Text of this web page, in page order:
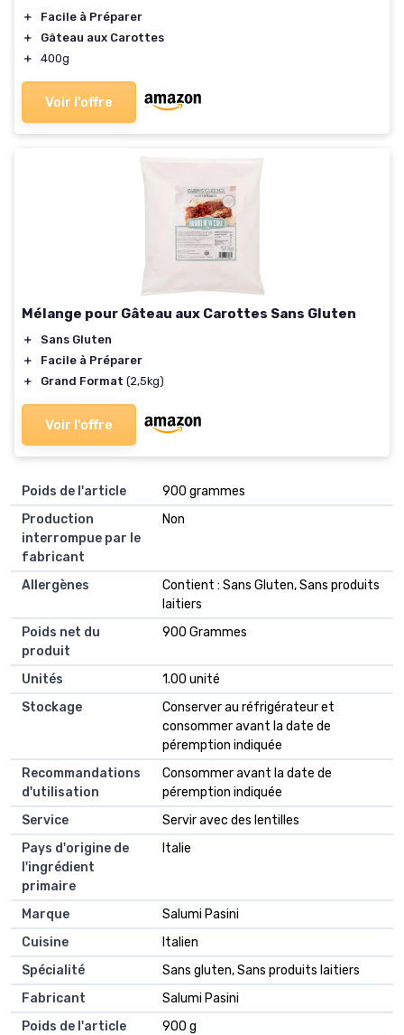
＋
Facile à Préparer
＋
Gâteau aux Carottes
＋
400g
Voir l'offre
Mélange pour Gâteau aux Carottes Sans Gluten
＋
Sans Gluten
＋
Facile à Préparer
＋
Grand Format (2,5kg)
Voir l'offre
Poids de l'article
‎900 grammes
Production
interrompue par le
fabricant
‎Non
Allergènes
‎Contient : Sans Gluten, Sans produits
laitiers
Poids net du
produit
‎900 Grammes
Unités
‎1.00 unité
Stockage
‎Conserver au réfrigérateur et
consommer avant la date de
péremption indiquée
Recommandations
d'utilisation
‎Consommer avant la date de
péremption indiquée
Service
‎Servir avec des lentilles
Pays d'origine de
l'ingrédient
primaire
‎Italie
Marque
‎Salumi Pasini
Cuisine
‎Italien
Spécialité
‎Sans gluten, Sans produits laitiers
Fabricant
‎Salumi Pasini
Poids de l'article
‎900 g